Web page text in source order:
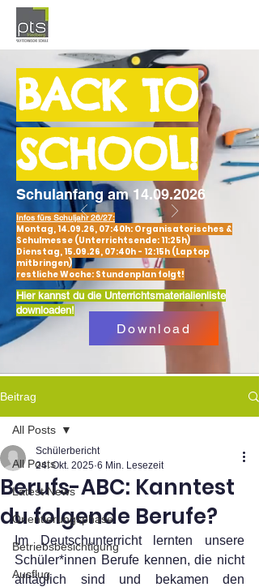
BACK TO
SCHOOL!
Schulanfang am14.09.2026
Infos fürs Schuljahr 26/27:
Montag, 14.09.26, 07:40h: Organisatorisches &
Schulmesse (Unterrichtsende: 11:25h)
Dienstag, 15.09.26, 07:40h - 12:15h (Laptop
mitbringen)
restliche Woche: Stundenplan folgt!
Hier kannst du die Unterrichtsmaterialienliste
downloaden!
Download
Beitrag
All Posts
Latest News
Orientierungsphase
Betriebsbesichtigung
Ausflug
All Posts
Berufs-ABC: Kanntest
du folgende Berufe?
Schülerbericht
24. Okt. 2025 6 Min. Lesezeit
Im Deutschunterricht lernten unsere
Schüler*innen Berufe kennen, die nicht
alltäglich sind und bekamen den